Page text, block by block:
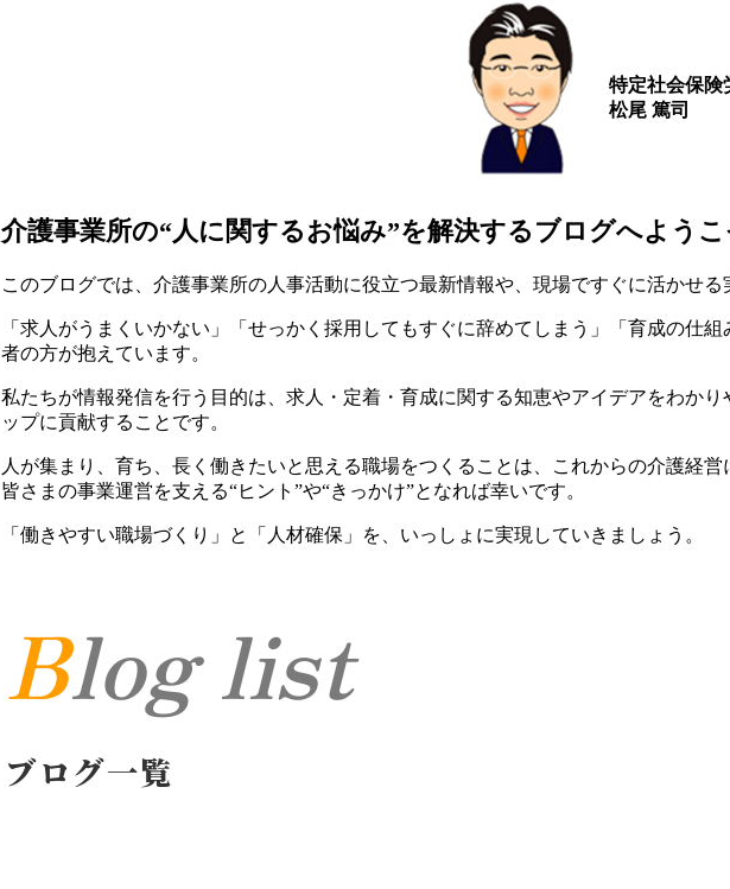
特定社会保険
松尾 篤司
介護事業所の“人に関するお悩み”を解決するブログへようこ
このブログでは、介護事業所の人事活動に役立つ最新情報や、現場ですぐに活かせる
「求人がうまくいかない」「せっかく採用してもすぐに辞めてしまう」「育成の
者の方が抱えています。
私たちが情報発信を行う目的は、求人・定着・育成に関する知恵やアイデアをわか
ップに貢献することです。
人が集まり、育ち、長く働きたいと思える職場をつくることは、これからの介護経
皆さまの事業運営を支える“ヒント”や“きっかけ”となれば幸いです。
「働きやすい職場づくり」と「人材確保」を、いっしょに実現していきましょう。
Blog list
ブログ一覧